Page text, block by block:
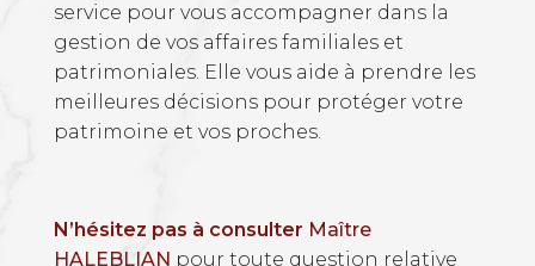
service pour vous accompagner dans la
gestion de vos affaires familiales et
patrimoniales. Elle vous aide à prendre les
meilleures décisions pour protéger votre
patrimoine et vos proches.
N’hésitez pas à consulter Maître
HALEBLIAN pour toute question relative